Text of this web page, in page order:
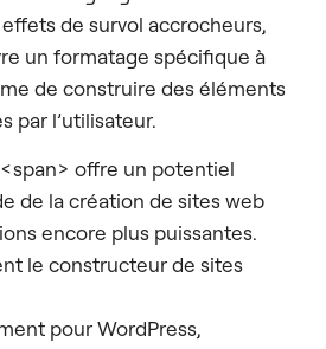
de survol accrocheurs,
un formatage spécifique à
de construire des éléments
par l’utilisateur.
offre un potentiel
de la création de sites web
encore plus puissantes.
le constructeur de sites
pour WordPress,